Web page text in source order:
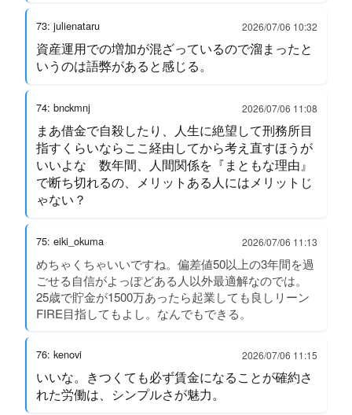
73: julienataru 2026/07/06 10:32
資産運用での増加が混ざっているので溜まったと
いうのは語弊があると感じる。
74: bnckmnj 2026/07/06 11:08
まあ借金で自殺したり、人生に絶望して刑務所目
指すくらいならここ経由してから考え直すほうが
いいよな 数年間、人間関係を『まともな理由』
で断ち切れるの、メリットある人にはメリットじ
ゃない？
75: eiki_okuma 2026/07/06 11:13
めちゃくちゃいいですね。偏差値50以上の3年間を過
ごせる自信がよっぽどある人以外最適解なのでは。
25歳で貯金が1500万あったら起業しても良しリーン
FIRE目指してもよし。なんでもできる。
76: kenovi 2026/07/06 11:15
いいな。きつくても必ず賃金になることが確約さ
れた労働は、シンプルさが魅力。